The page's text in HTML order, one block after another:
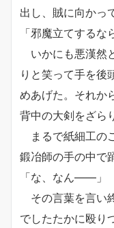
出し、賊に向かっ
「邪魔立てするな
いかにも悪漢然
りと笑って手を後
めあげた。それか
背中の大剣をざら
まるで紙細工の
鍛冶師の手の中で
「な、なん――」
その言葉を言い
でしたたかに殴り